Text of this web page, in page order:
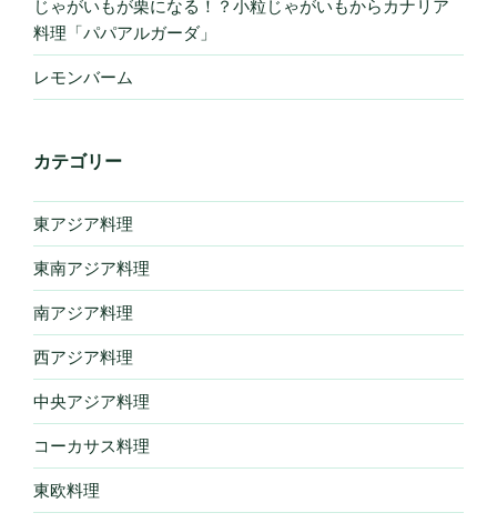
じゃがいもが栗になる！？小粒じゃがいもからカナリア
料理「パパアルガーダ」
レモンバーム
カテゴリー
東アジア料理
東南アジア料理
南アジア料理
西アジア料理
中央アジア料理
コーカサス料理
東欧料理